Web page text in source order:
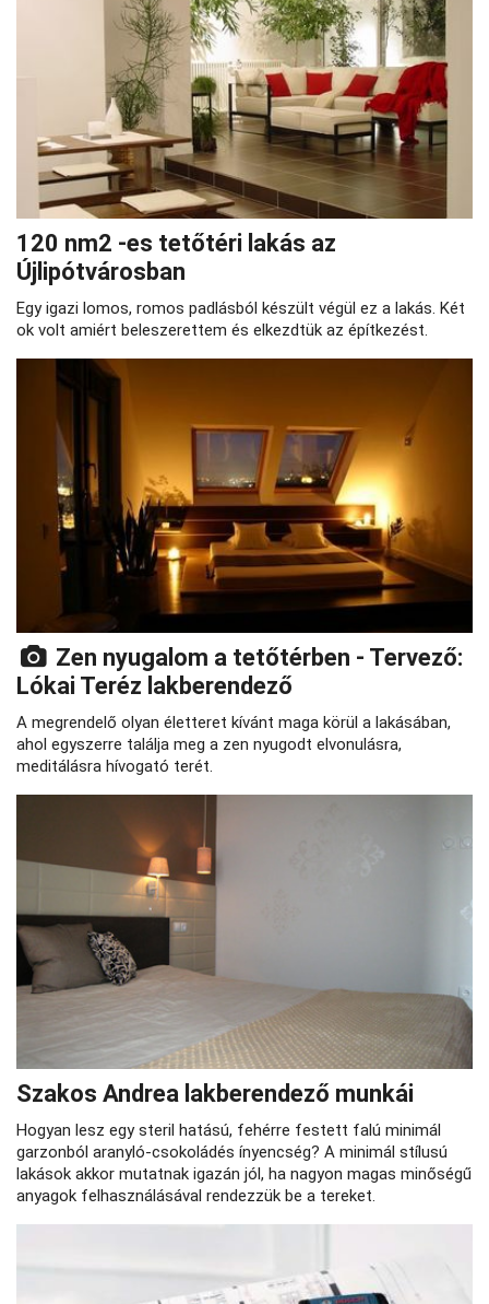
120 nm2 -es tetőtéri lakás az
Újlipótvárosban
Egy igazi lomos, romos padlásból készült végül ez a lakás. Két
ok volt amiért beleszerettem és elkezdtük az építkezést.
Zen nyugalom a tetőtérben - Tervező:
Lókai Teréz lakberendező
A megrendelő olyan életteret kívánt maga körül a lakásában,
ahol egyszerre találja meg a zen nyugodt elvonulásra,
meditálásra hívogató terét.
Szakos Andrea lakberendező munkái
Hogyan lesz egy steril hatású, fehérre festett falú minimál
garzonból aranyló-csokoládés ínyencség? A minimál stílusú
lakások akkor mutatnak igazán jól, ha nagyon magas minőségű
anyagok felhasználásával rendezzük be a tereket.